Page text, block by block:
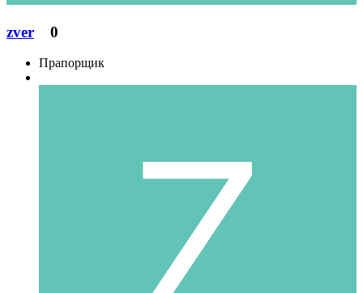
zver 0
Прапорщик